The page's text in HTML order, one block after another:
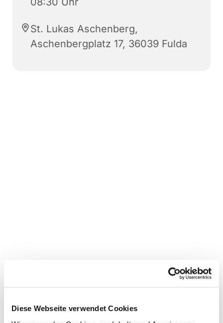
Diese Webseite verwendet Cookies
St. Lukas Aschenberg,
Aschenbergplatz 17, 36039 Fulda
interessieren